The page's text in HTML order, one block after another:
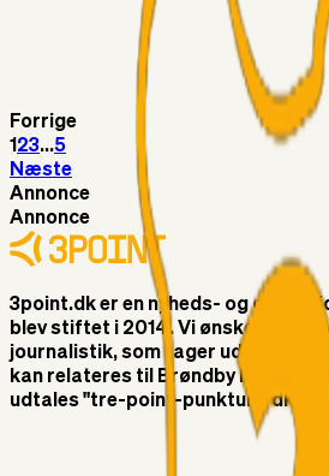
Superliga-truppen
03. aug. 2026
Kunne Sami Jalal være den næste
Forrige
1 23...5
Næste
Annonce
Annonce
3point.dk er en nyheds- og
blev stiftet i 2014. Vi ønsker at
journalistik, som tager
kan relateres til Brøndby IF. Vores
udtales "tre-point-punktum-dk"